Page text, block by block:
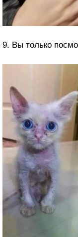
9. Вы только